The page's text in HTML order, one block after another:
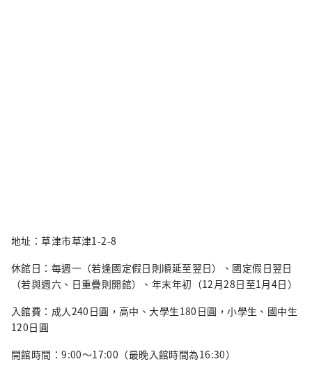
地址：草津市草津1-2-8
休館日：每週一（若逢國定假日則順延至翌日）、國定假日翌日
（若與週六、日重疊則開館）、年末年初（12月28日至1月4日）
入館費：成人240日圓，高中、大學生180日圓，小學生、國中生
120日圓
開館時間：9:00～17:00（最晚入館時間為16:30）